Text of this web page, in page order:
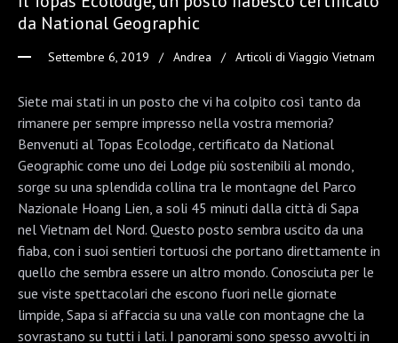
da National Geographic
Settembre 6, 2019 Andrea Articoli di Viaggio Vietnam
Siete mai stati in un posto che vi ha colpito così tanto da
rimanere per sempre impresso nella vostra memoria?
Benvenuti al Topas Ecolodge, certificato da National
Geographic come uno dei Lodge più sostenibili al mondo,
sorge su una splendida collina tra le montagne del Parco
Nazionale Hoang Lien, a soli 45 minuti dalla città di Sapa
nel Vietnam del Nord. Questo posto sembra uscito da una
fiaba, con i suoi sentieri tortuosi che portano direttamente in
quello che sembra essere un altro mondo. Conosciuta per le
sue viste spettacolari che escono fuori nelle giornate
limpide, Sapa si affaccia su una valle con montagne che la
sovrastano su tutti i lati. I panorami sono spesso avvolti in